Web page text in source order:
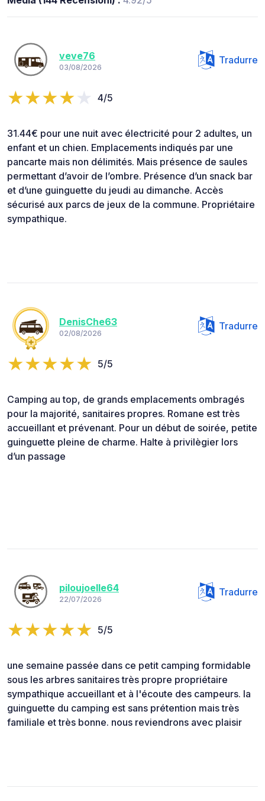
veve76
03/08/2026
Tradurre
4/5
31.44€ pour une nuit avec électricité pour 2 adultes, un
enfant et un chien. Emplacements indiqués par une
pancarte mais non délimités. Mais présence de saules
permettant d’avoir de l’ombre. Présence d’un snack bar
et d’une guinguette du jeudi au dimanche. Accès
sécurisé aux parcs de jeux de la commune. Propriétaire
sympathique.
DenisChe63
02/08/2026
Tradurre
5/5
Camping au top, de grands emplacements ombragés
pour la majorité, sanitaires propres. Romane est très
accueillant et prévenant. Pour un début de soirée, petite
guinguette pleine de charme. Halte à privilègier lors
d’un passage
piloujoelle64
22/07/2026
Tradurre
5/5
une semaine passée dans ce petit camping formidable
sous les arbres sanitaires très propre propriétaire
sympathique accueillant et à l'écoute des campeurs. la
guinguette du camping est sans prétention mais très
familiale et très bonne. nous reviendrons avec plaisir